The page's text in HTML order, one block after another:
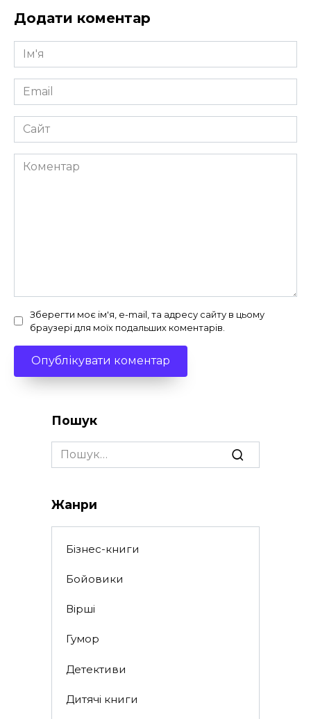
Додати коментар
Ім'я
*
Email
*
Сайт
Коментар
Зберегти моє ім'я, e-mail, та адресу сайту в цьому
браузері для моїх подальших коментарів.
Пошук
Search
for:
Жанри
Бізнес-книги
Бойовики
Вірші
Гумор
Детективи
Дитячі книги